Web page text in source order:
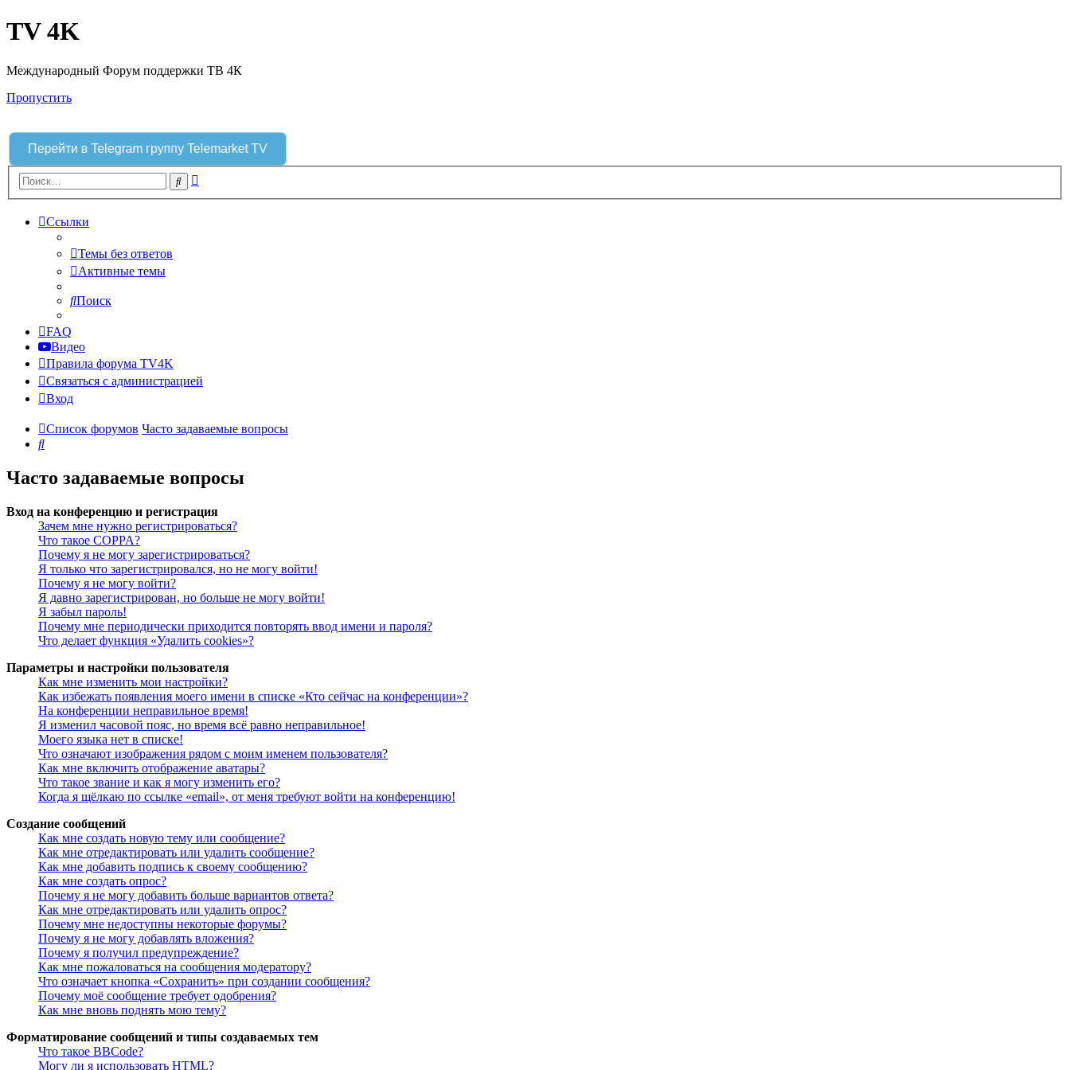
TV 4K
Международный Форум поддержки ТВ 4К
Пропустить
Перейти в Telegram группу Telemarket TV
Поиск
Ссылки
Темы без ответов
Активные темы
Поиск
FAQ
Видео
Правила форума TV4K
Связаться с администрацией
Вход
Список форумов Часто задаваемые вопросы
Поиск
Часто задаваемые вопросы
Вход на конференцию и регистрация
Зачем мне нужно регистрироваться?
Что такое COPPA?
Почему я не могу зарегистрироваться?
Я только что зарегистрировался, но не могу войти!
Почему я не могу войти?
Я давно зарегистрирован, но больше не могу войти!
Я забыл пароль!
Почему мне периодически приходится повторять ввод имени и пароля?
Что делает функция «Удалить cookies»?
Параметры и настройки пользователя
Как мне изменить мои настройки?
Как избежать появления моего имени в списке «Кто сейчас на конференции»?
На конференции неправильное время!
Я изменил часовой пояс, но время всё равно неправильное!
Моего языка нет в списке!
Что означают изображения рядом с моим именем пользователя?
Как мне включить отображение аватары?
Что такое звание и как я могу изменить его?
Когда я щёлкаю по ссылке «email», от меня требуют войти на конференцию!
Создание сообщений
Как мне создать новую тему или сообщение?
Как мне отредактировать или удалить сообщение?
Как мне добавить подпись к своему сообщению?
Как мне создать опрос?
Почему я не могу добавить больше вариантов ответа?
Как мне отредактировать или удалить опрос?
Почему мне недоступны некоторые форумы?
Почему я не могу добавлять вложения?
Почему я получил предупреждение?
Как мне пожаловаться на сообщения модератору?
Что означает кнопка «Сохранить» при создании сообщения?
Почему моё сообщение требует одобрения?
Как мне вновь поднять мою тему?
Форматирование сообщений и типы создаваемых тем
Что такое BBCode?
Могу ли я использовать HTML?